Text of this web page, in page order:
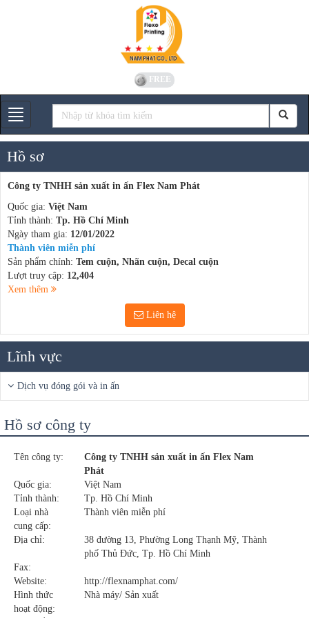
FREE
Gian hàng
Hồ sơ
Công ty TNHH sản xuất in ấn Flex Nam Phát
Quốc gia: Việt Nam
Tỉnh thành: Tp. Hồ Chí Minh
Ngày tham gia: 12/01/2022
Thành viên miễn phí
Sản phẩm chính: Tem cuộn, Nhãn cuộn, Decal cuộn
Lượt truy cập: 12,404
Xem thêm
Liên hệ
Lĩnh vực
Dịch vụ đóng gói và in ấn
Hồ sơ công ty
Tên công ty:
Công ty TNHH sản xuất in ấn Flex Nam
Phát
Quốc gia:
Việt Nam
Tỉnh thành:
Tp. Hồ Chí Minh
Loại nhà
cung cấp:
Thành viên miễn phí
Địa chỉ:
38 đường 13, Phường Long Thạnh Mỹ, Thành
phố Thủ Đức, Tp. Hồ Chí Minh
Fax:
Website:
http://flexnamphat.com/
Hình thức
hoạt động:
Nhà máy/ Sản xuất